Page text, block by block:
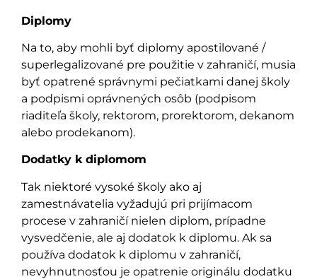
Diplomy
Na to, aby mohli byť diplomy apostilované /
superlegalizované pre použitie v zahraničí, musia
byť opatrené správnymi pečiatkami danej školy
a podpismi oprávnených osôb (podpisom
riaditeľa školy, rektorom, prorektorom, dekanom
alebo prodekanom).
Dodatky k diplomom
Tak niektoré vysoké školy ako aj
zamestnávatelia vyžadujú pri prijímacom
procese v zahraničí nielen diplom, prípadne
vysvedčenie, ale aj dodatok k diplomu. Ak sa
používa dodatok k diplomu v zahraničí,
nevyhnutnosťou je opatrenie originálu dodatku